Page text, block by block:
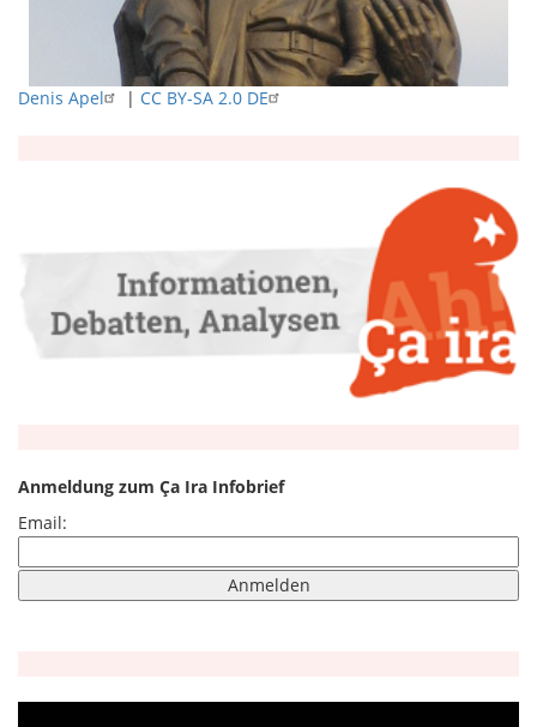
Denis Apel | CC BY-SA 2.0 DE
Anmeldung zum Ça Ira Infobrief
Email: